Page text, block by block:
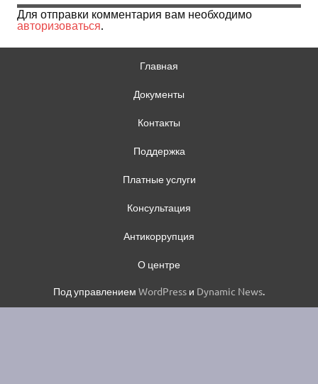
Для отправки комментария вам необходимо
авторизоваться.
Главная
Документы
Контакты
Поддержка
Платные услуги
Консультация
Антикоррупция
О центре
Под управлением WordPress и Dynamic News.